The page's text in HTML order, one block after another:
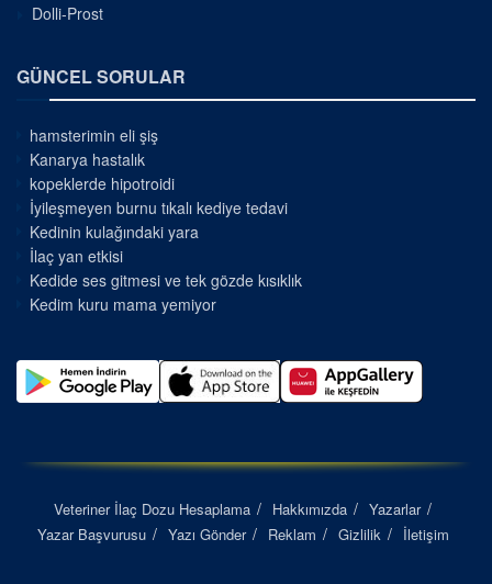
Dolli-Prost
GÜNCEL SORULAR
hamsterimin eli şiş
Kanarya hastalık
kopeklerde hipotroidi
İyileşmeyen burnu tıkalı kediye tedavi
Kedinin kulağındaki yara
İlaç yan etkisi
Kedide ses gitmesi ve tek gözde kısıklık
Kedim kuru mama yemiyor
Veteriner İlaç Dozu Hesaplama Hakkımızda
Yazarlar
Yazar Başvurusu
Yazı Gönder Reklam Gizlilik İletişim